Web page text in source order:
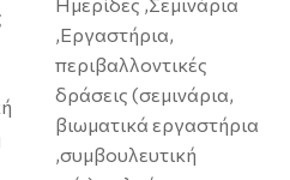
,Εργαστήρια,
περιβαλλοντικές
δράσεις (σεμινάρια,
βιωματικά εργαστήρια
,συμβουλευτική